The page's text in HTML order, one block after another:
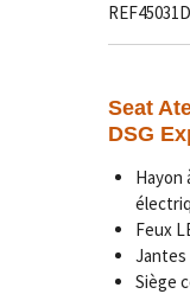
REF45031D
Seat
DSG
Hayon
Feux
Jantes
Siège